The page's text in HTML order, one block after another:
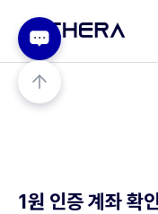
1원 인증 계좌 확